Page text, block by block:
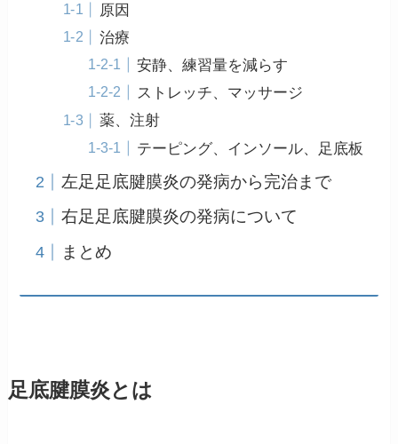
原因
治療
安静、練習量を減らす
ストレッチ、マッサージ
薬、注射
テーピング、インソール、足底板
左足足底腱膜炎の発病から完治まで
右足足底腱膜炎の発病について
まとめ
足底腱膜炎とは